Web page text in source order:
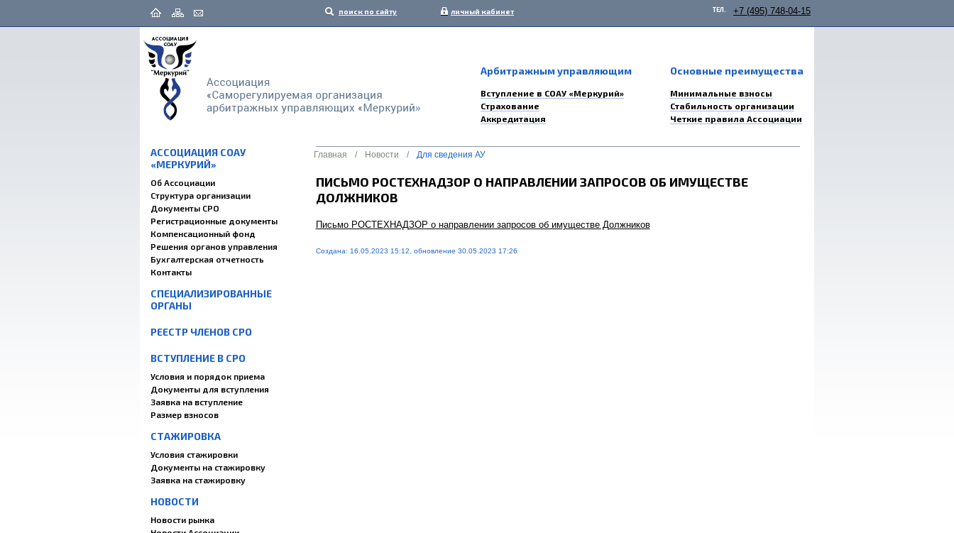
поиск по сайту личный кабинет ТЕЛ. +7 (495) 748-04-15
Арбитражным управляющим
Вступление в СОАУ «Меркурий»
Страхование
Аккредитация
Основные преимущества
Минимальные взносы
Стабильность организации
Четкие правила Ассоциации
АССОЦИАЦИЯ СОАУ
«МЕРКУРИЙ»
Об Ассоциации
Структура организации
Документы СРО
Регистрационные документы
Компенсационный фонд
Решения органов управления
Бухгалтерская отчетность
Контакты
СПЕЦИАЛИЗИРОВАННЫЕ
ОРГАНЫ
РЕЕСТР ЧЛЕНОВ СРО
ВСТУПЛЕНИЕ В СРО
Условия и порядок приема
Документы для вступления
Заявка на вступление
Размер взносов
СТАЖИРОВКА
Условия стажировки
Документы на стажировку
Заявка на стажировку
НОВОСТИ
Новости рынка
Главная / Новости / Для сведения АУ
ПИСЬМО РОСТЕХНАДЗОР О НАПРАВЛЕНИИ ЗАПРОСОВ ОБ ИМУЩЕСТВЕ
ДОЛЖНИКОВ
Письмо РОСТЕХНАДЗОР о направлении запросов об имуществе Должников
Создана: 16.05.2023 15:12, обновление 30.05.2023 17:26